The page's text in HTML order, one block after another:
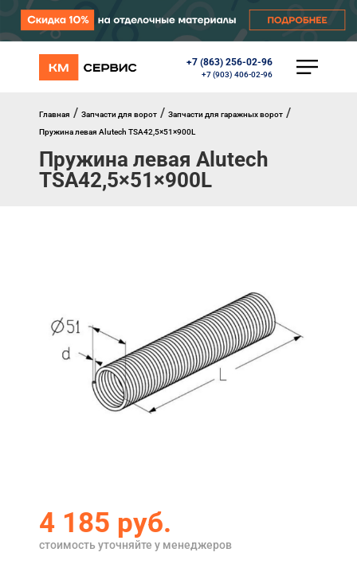
+7 (863) 256-02-96
+7 (903) 406-02-96
КАТАЛОГ
Перегрузочное оборудование
Уличные калитки
Шлагбаумы
Противопожарные ворота
Главная
Кредит
О компании
Главная / Запчасти для ворот / Запчасти для гаражных ворот /
Пружина левая Alutech TSA42,5×51×900L
Пружина левая Alutech
TSA42,5×51×900L
4 185 руб.
стоимость уточняйте у менеджеров